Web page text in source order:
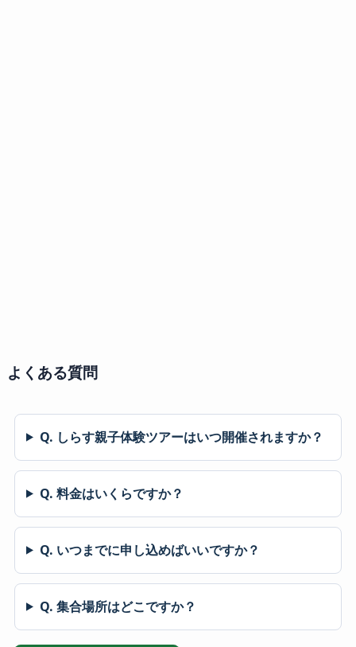
よくある質問
Q. しらす親子体験ツアーはいつ開催されますか？
Q. 料金はいくらですか？
Q. いつまでに申し込めばいいですか？
Q. 集合場所はどこですか？